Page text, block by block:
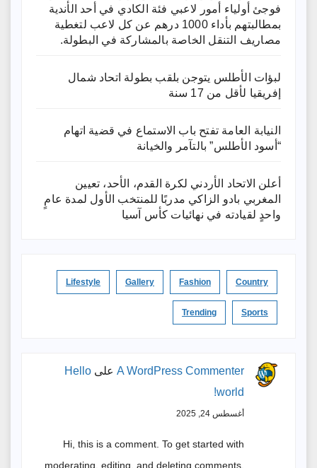
فوجئ أولياء أمور لاعبي فئة الكادي في أحد الأندية
بمطالبتهم بأداء 1000 درهم عن كل لاعب لتغطية
مصاريف التنقل الخاصة بالمشاركة في البطولة.
لبؤات الأطلس يتوجن بلقب بطولة اتحاد شمال
إفريقيا لأقل من 17 سنة
النيابة العامة تفتح باب الاستماع في قضية اتهام
“أسود الأطلس” بالتآمر والخيانة
أعلن الاتحاد الأردني لكرة القدم، الأحد، تعيين
المغربي بادو الزاكي مدربًا للمنتخب الأول لمدة عامٍ
واحدٍ لقيادته ​في نهائيات كأس آسيا
Country
Fashion
Gallery
Lifestyle
Sports
Trending
A WordPress Commenter على Hello
world!
أغسطس 24, 2025
Hi, this is a comment. To get started with
moderating, editing, and deleting comments,